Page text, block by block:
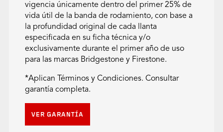
vigencia únicamente dentro del primer 25% de
vida útil de la banda de rodamiento, con base a
la profundidad original de cada llanta
especificada en su ficha técnica y/o
exclusivamente durante el primer año de uso
para las marcas Bridgestone y Firestone.
*Aplican Términos y Condiciones. Consultar
garantía completa.
VER GARANTÍA